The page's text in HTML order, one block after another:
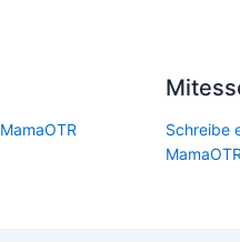
MamaOTR Schreibe
MamaOTR